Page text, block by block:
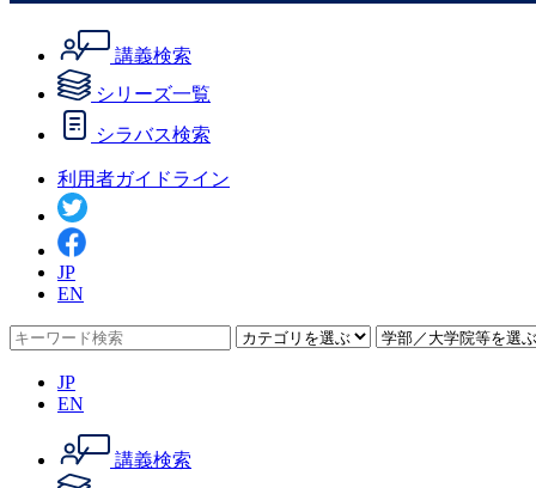
講義検索
シリーズ一覧
シラバス検索
利用者ガイドライン
JP
EN
JP
EN
講義検索